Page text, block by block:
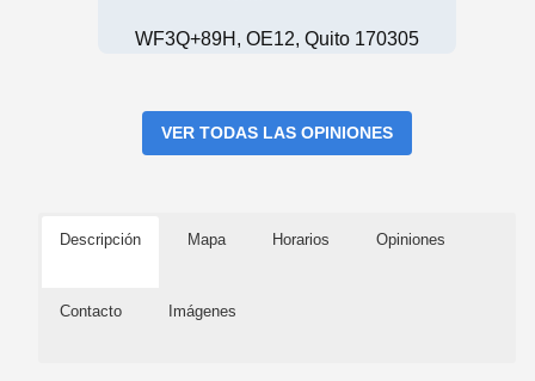
WF3Q+89H, OE12, Quito 170305
VER TODAS LAS OPINIONES
Descripción Mapa Horarios Opiniones
Contacto Imágenes